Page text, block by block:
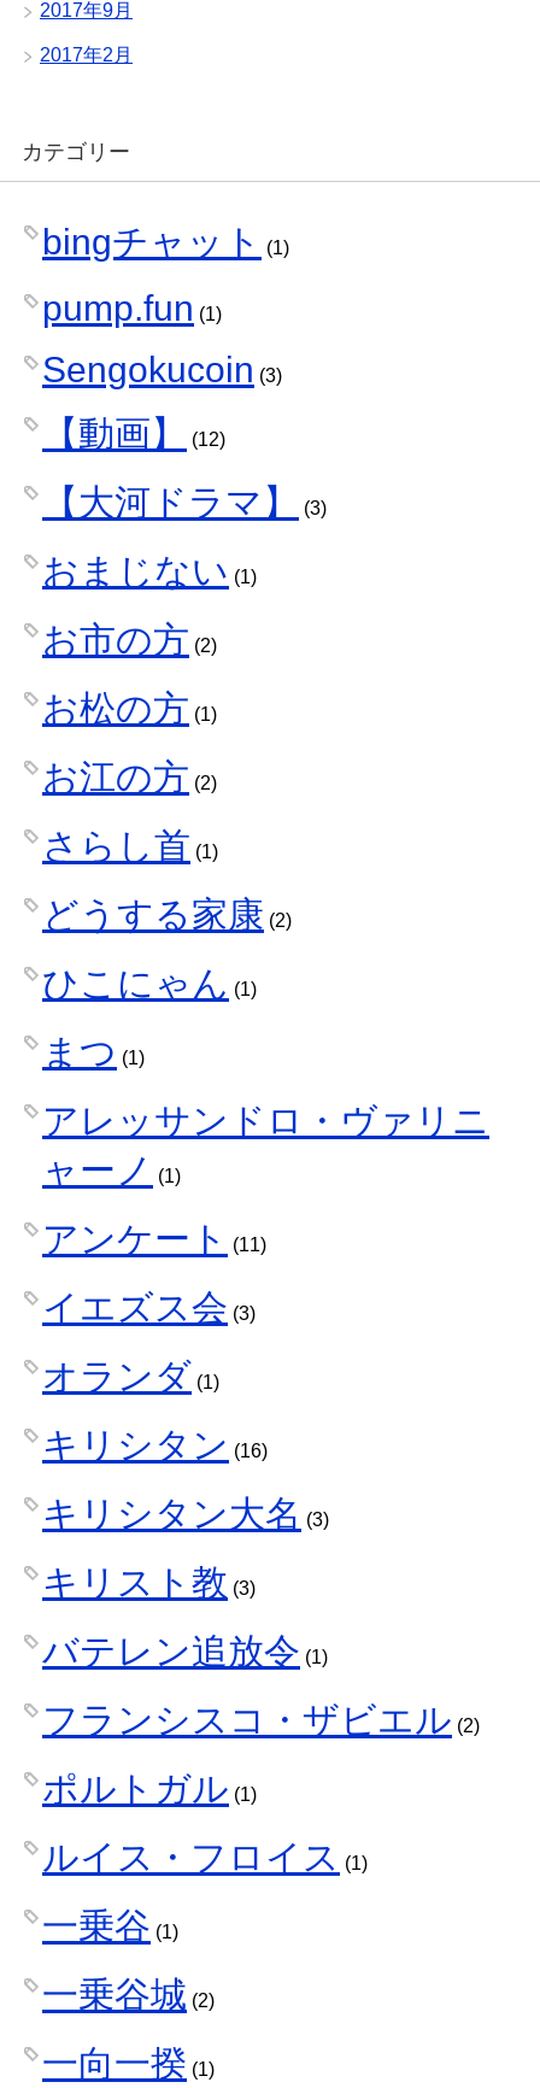
2017年9月
2017年2月
カテゴリー
bingチャット (1)
pump.fun (1)
Sengokucoin (3)
【動画】 (12)
【大河ドラマ】 (3)
おまじない (1)
お市の方 (2)
お松の方 (1)
お江の方 (2)
さらし首 (1)
どうする家康 (2)
ひこにゃん (1)
まつ (1)
アレッサンドロ・ヴァリニ
ャーノ
(1)
アンケート (11)
イエズス会 (3)
オランダ (1)
キリシタン (16)
キリシタン大名 (3)
キリスト教 (3)
バテレン追放令 (1)
フランシスコ・ザビエル (2)
ポルトガル (1)
ルイス・フロイス (1)
一乗谷 (1)
一乗谷城 (2)
一向一揆 (1)